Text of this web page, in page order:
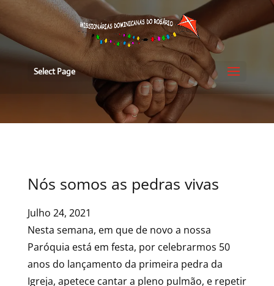
Select Page
Nós somos as pedras vivas
Julho 24, 2021
Nesta semana, em que de novo a nossa
Paróquia está em festa, por celebrarmos 50
anos do lançamento da primeira pedra da
Igreja, apetece cantar a pleno pulmão, e repetir